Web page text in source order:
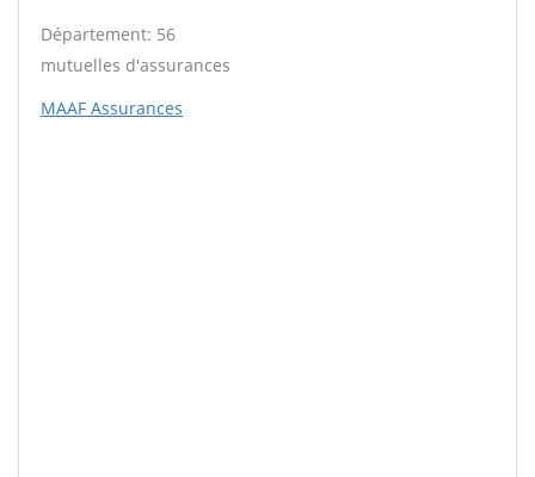
Département: 56
mutuelles d'assurances
MAAF Assurances